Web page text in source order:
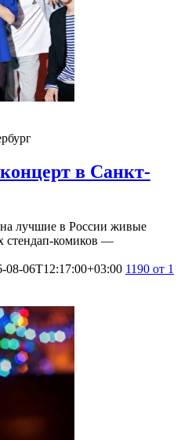
в Санкт-
лучшие в России живые
стендап-комиков —
08-06T12:17:00+03:00 1190 от 1